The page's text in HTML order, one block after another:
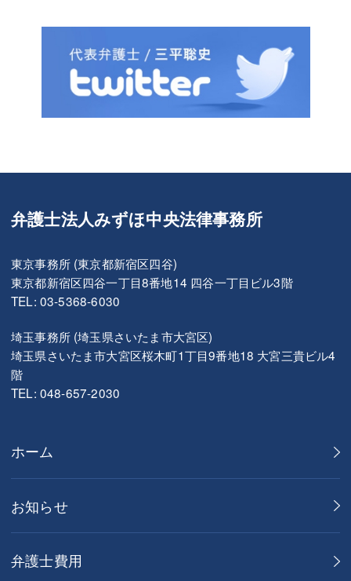
弁護士法人みずほ中央法律事務所
東京事務所 (東京都新宿区四谷)
東京都新宿区四谷一丁目8番地14 四谷一丁目ビル3階
TEL: 03-5368-6030
埼玉事務所 (埼玉県さいたま市大宮区)
埼玉県さいたま市大宮区桜木町1丁目9番地18 大宮三貴ビル4
階
TEL: 048-657-2030
ホーム
お知らせ
弁護士費用